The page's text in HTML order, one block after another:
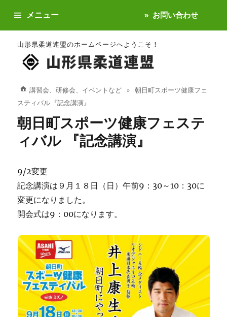
山形県柔道連盟のホームページへようこそ！
メニュー お問い合わせ
講習会、研修会、イベントなど
朝日町スポーツ健康フェ
スティバル 『記念講演』
朝日町スポーツ健康フェステ
ィバル 『記念講演』
9/2変更
記念講演は９月１８日（日）午前9：30～10：30に
変更になりました。
開会式は9：00になります。